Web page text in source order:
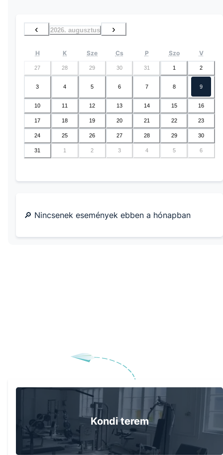
‹ 2026. augusztus ›
H K Sze Cs P Szo V
27 28 29 30 31 1 2
3 4 5 6 7 8 9
10 11 12 13 14 15 16
17 18 19 20 21 22 23
24 25 26 27 28 29 30
31 1 2 3 4 5 6
🔎 Nincsenek események ebben a hónapban
Kondi terem